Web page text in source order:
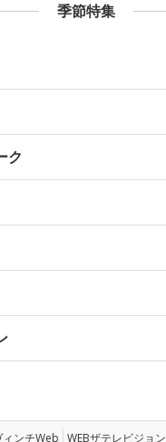
季節特集
ク
ィンチWeb WEBザテレビジョン